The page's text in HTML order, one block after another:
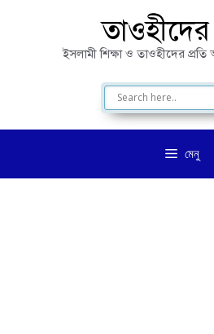
ইসলামী শিক্ষা ও তাওহীদের প্রতি
মেনু